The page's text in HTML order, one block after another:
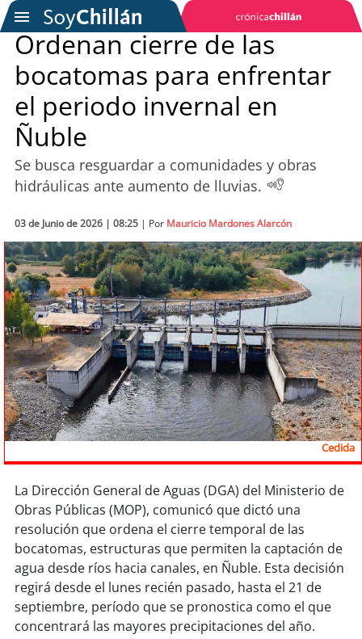
Podcast
Actualidad
Economía
Deportes
Tecnología
Sostenibilidad
soychile
soyiquique
soycalama
soyantofagasta
soycopiapó
Ordenan cierre de las
bocatomas para enfrentar
el periodo invernal en
Ñuble
Se busca resguardar a comunidades y obras
hidráulicas ante aumento de lluvias.
03 de Junio de 2026 | 08:25 | Por Mauricio Mardones Alarcón
Cedida
La Dirección General de Aguas (DGA) del Ministerio de
Obras Públicas (MOP), comunicó que dictó una
resolución que ordena el cierre temporal de las
bocatomas, estructuras que permiten la captación de
agua desde ríos hacia canales, en Ñuble. Esta decisión
regirá desde el lunes recién pasado, hasta el 21 de
septiembre, período que se pronostica como el que
concentrará las mayores precipitaciones del año.